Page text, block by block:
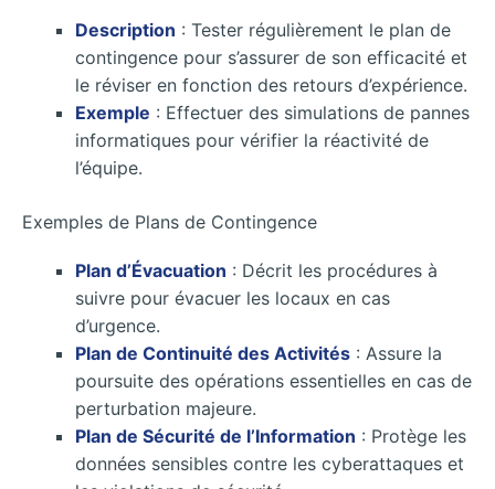
Description : Tester régulièrement le plan de
contingence pour s’assurer de son efficacité et
le réviser en fonction des retours d’expérience.
Exemple : Effectuer des simulations de pannes
informatiques pour vérifier la réactivité de
l’équipe.
Exemples de Plans de Contingence
Plan d’Évacuation : Décrit les procédures à
suivre pour évacuer les locaux en cas
d’urgence.
Plan de Continuité des Activités : Assure la
poursuite des opérations essentielles en cas de
perturbation majeure.
Plan de Sécurité de l’Information : Protège les
données sensibles contre les cyberattaques et